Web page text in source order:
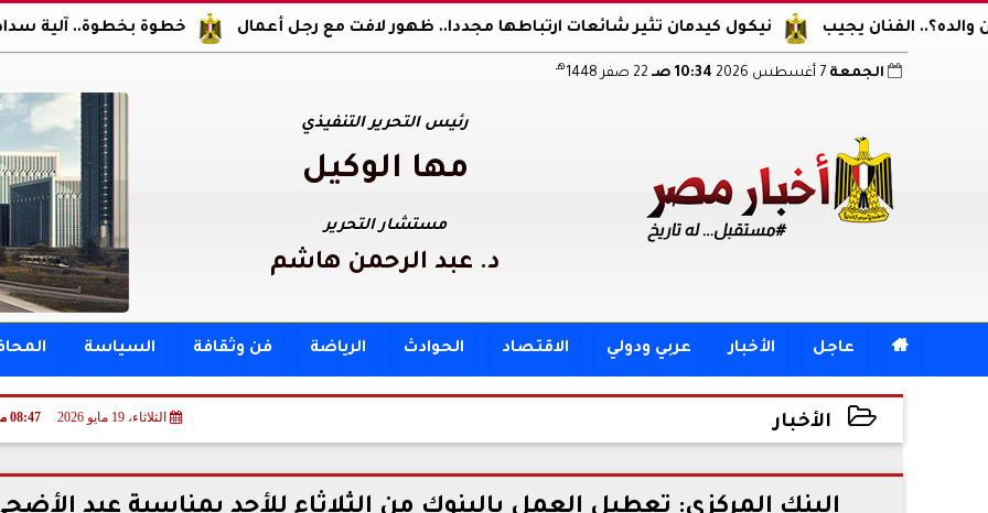
خطوة بخطوة.. آلية سداد مقدم نيكول كيدمان تثير شائعات ارتباطها مجددا.. ظهور لافت مع رجل أعمال يجيب
الجمعة 10:34 صـ هـ
رئيس التحرير التنفيذي
مها الوكيل
مستشار التحرير
د. عبد الرحمن هاشم
 عاجل الأخبار عربي ودولي الاقتصاد الحوادث الرياضة فن وثقافة السياسة
الأخبار الثلاثاء، 19 مايو 2026 08:47 مـ
2026-05-19 20:47:54